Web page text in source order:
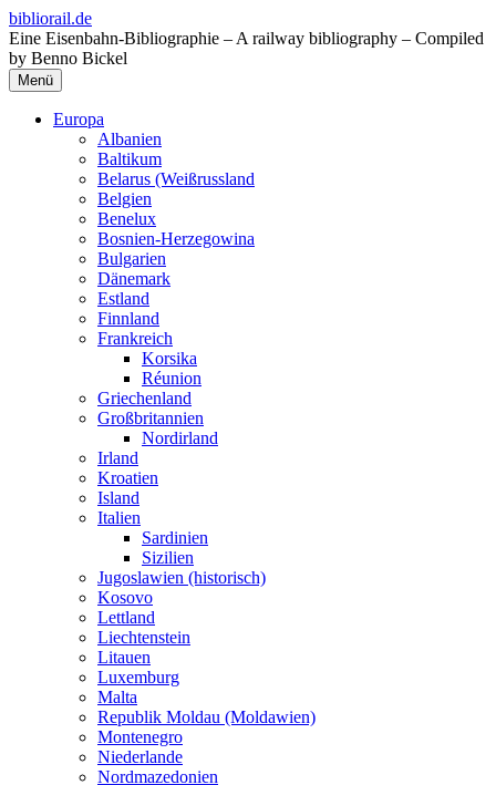
Zum
Inhalt
springen
bibliorail.de
Eine Eisenbahn-Bibliographie – A railway bibliography – Compiled
by Benno Bickel
Menü
Europa
Albanien
Baltikum
Belarus (Weißrussland
Belgien
Benelux
Bosnien-Herzegowina
Bulgarien
Dänemark
Estland
Finnland
Frankreich
Korsika
Réunion
Griechenland
Großbritannien
Nordirland
Irland
Kroatien
Island
Italien
Sardinien
Sizilien
Jugoslawien (historisch)
Kosovo
Lettland
Liechtenstein
Litauen
Luxemburg
Malta
Republik Moldau (Moldawien)
Montenegro
Niederlande
Nordmazedonien